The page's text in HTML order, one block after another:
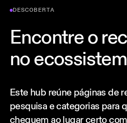
DESCOBERTA
Encontre o
no
Este hub reúne páginas de
pesquisa e categorias para
cheguem ao lugar certo